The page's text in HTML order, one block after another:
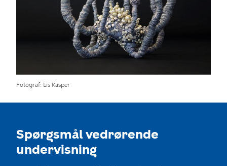
Fotograf Lis Kasper
Spørgsmål vedrørende
undervisning